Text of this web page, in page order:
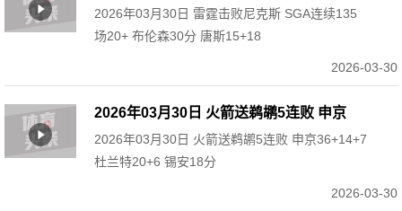
续135场20+ 布伦森30分 唐斯15+18
2026年03月30日 雷霆击败尼克斯 SGA连续135
场20+ 布伦森30分 唐斯15+18
2026-03-30
2026年03月30日 火箭送鹈鹕5连败 申京
36+14+7 杜兰特20+6 锡安18分
2026年03月30日 火箭送鹈鹕5连败 申京36+14+7
杜兰特20+6 锡安18分
2026-03-30